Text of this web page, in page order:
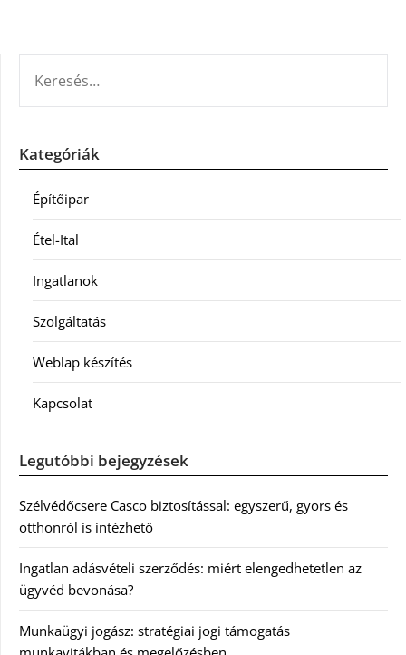
Kategóriák
Építőipar
Étel-Ital
Ingatlanok
Szolgáltatás
Weblap készítés
Kapcsolat
Legutóbbi bejegyzések
Szélvédőcsere Casco biztosítással: egyszerű, gyors és
otthonról is intézhető
Ingatlan adásvételi szerződés: miért elengedhetetlen az
ügyvéd bevonása?
Munkaügyi jogász: stratégiai jogi támogatás